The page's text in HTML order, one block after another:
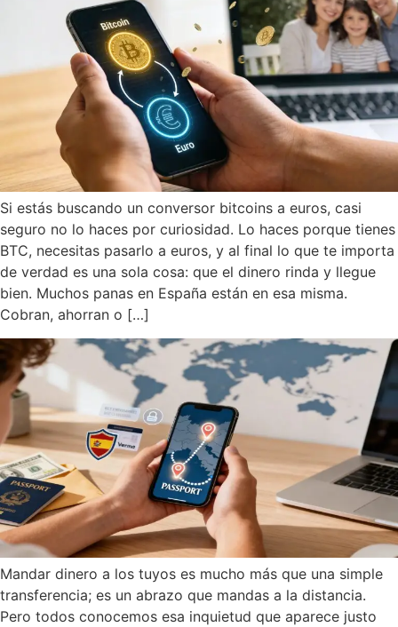
Si estás buscando un conversor bitcoins a euros, casi
seguro no lo haces por curiosidad. Lo haces porque tienes
BTC, necesitas pasarlo a euros, y al final lo que te importa
de verdad es una sola cosa: que el dinero rinda y llegue
bien. Muchos panas en España están en esa misma.
Cobran, ahorran o […]
Mandar dinero a los tuyos es mucho más que una simple
transferencia; es un abrazo que mandas a la distancia.
Pero todos conocemos esa inquietud que aparece justo